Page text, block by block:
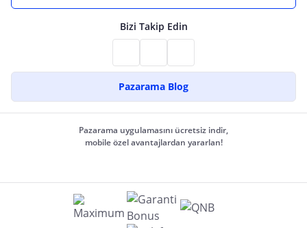
Bizi Takip Edin
Pazarama Blog
Pazarama uygulamasını ücretsiz indir,
mobile özel avantajlardan yararlan!